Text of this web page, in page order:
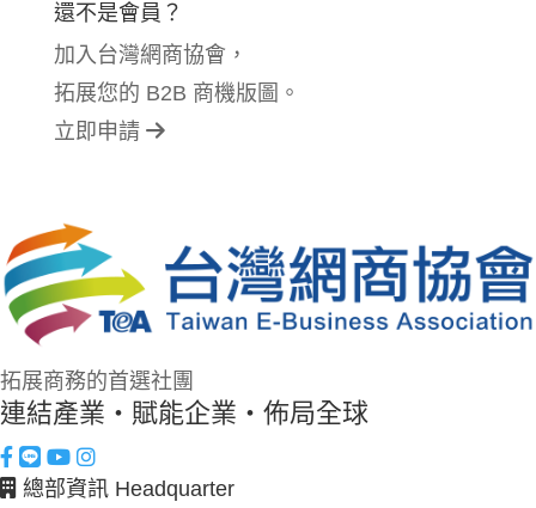
還不是會員？
加入台灣網商協會，
拓展您的 B2B 商機版圖。
立即申請
拓展商務的首選社團
連結產業・賦能企業・佈局全球
總部資訊 Headquarter